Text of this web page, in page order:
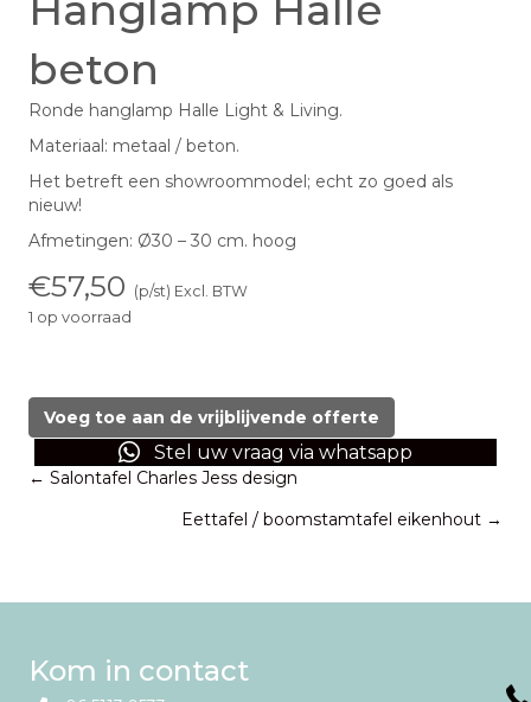
beton
Ronde hanglamp Halle Light & Living.
Materiaal: metaal / beton.
Het betreft een showroommodel; echt zo goed als
nieuw!
Afmetingen: Ø30 – 30 cm. hoog
€57,50 (p/st) Excl. BTW
1 op voorraad
beton
aantal
Voeg toe aan de vrijblijvende offerte
Stel uw vraag via whatsapp
Posts
navigation
← Salontafel Charles Jess design
Eettafel / boomstamtafel eikenhout →
Kom in contact